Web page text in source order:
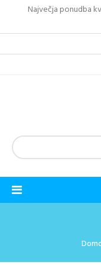
Največja ponudba